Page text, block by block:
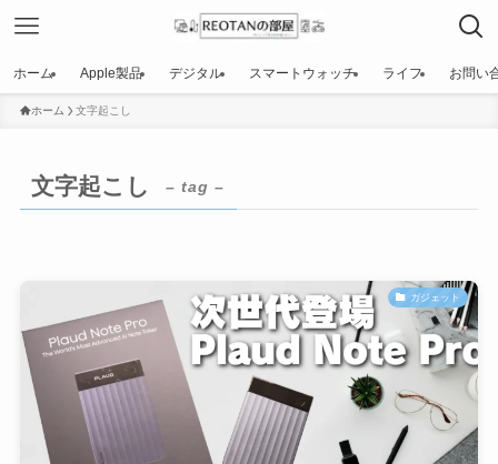
ホーム Apple製品 デジタル スマートウォッチ ライフ お問い
ホーム 文字起こし
文字起こし – tag –
ガジェット